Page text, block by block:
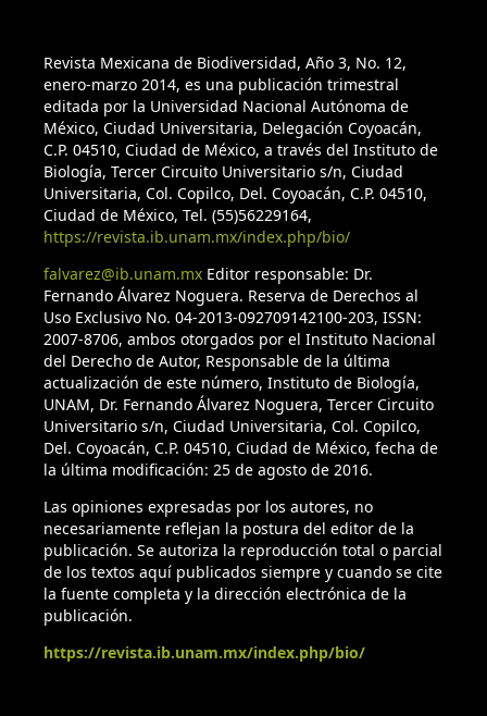
Revista Mexicana de Biodiversidad, Año 3, No. 12,
enero-marzo 2014, es una publicación trimestral
editada por la Universidad Nacional Autónoma de
México, Ciudad Universitaria, Delegación Coyoacán,
C.P. 04510, Ciudad de México, a través del Instituto de
Biología, Tercer Circuito Universitario s/n, Ciudad
Universitaria, Col. Copilco, Del. Coyoacán, C.P. 04510,
Ciudad de México, Tel. (55)56229164,
https://revista.ib.unam.mx/index.php/bio/
falvarez@ib.unam.mxEditor responsable: Dr.
Fernando Álvarez Noguera. Reserva de Derechos al
Uso Exclusivo No. 04-2013-092709142100-203, ISSN:
2007-8706, ambos otorgados por el Instituto Nacional
del Derecho de Autor, Responsable de la última
actualización de este número, Instituto de Biología,
UNAM, Dr. Fernando Álvarez Noguera, Tercer Circuito
Universitario s/n, Ciudad Universitaria, Col. Copilco,
Del. Coyoacán, C.P. 04510, Ciudad de México, fecha de
la última modificación: 25 de agosto de 2016.
Las opiniones expresadas por los autores, no
necesariamente reflejan la postura del editor de la
publicación. Se autoriza la reproducción total o parcial
de los textos aquí publicados siempre y cuando se cite
la fuente completa y la dirección electrónica de la
publicación.
https://revista.ib.unam.mx/index.php/bio/